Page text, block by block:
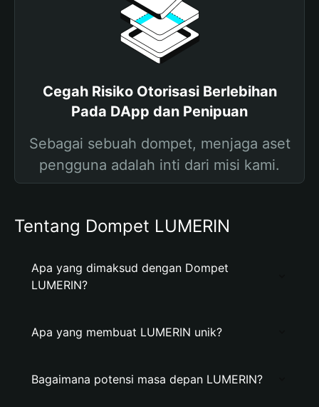
Cegah Risiko Otorisasi Berlebihan
Pada DApp dan Penipuan
Sebagai sebuah dompet, menjaga aset
pengguna adalah inti dari misi kami.
Tentang Dompet LUMERIN
Apa yang dimaksud dengan Dompet
LUMERIN?
Apa yang membuat LUMERIN unik?
Bagaimana potensi masa depan LUMERIN?